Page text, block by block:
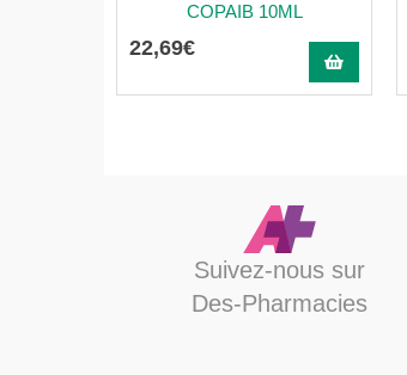
COPAIB 10ML
22,69€
Suivez-nous sur
Des-Pharmacies